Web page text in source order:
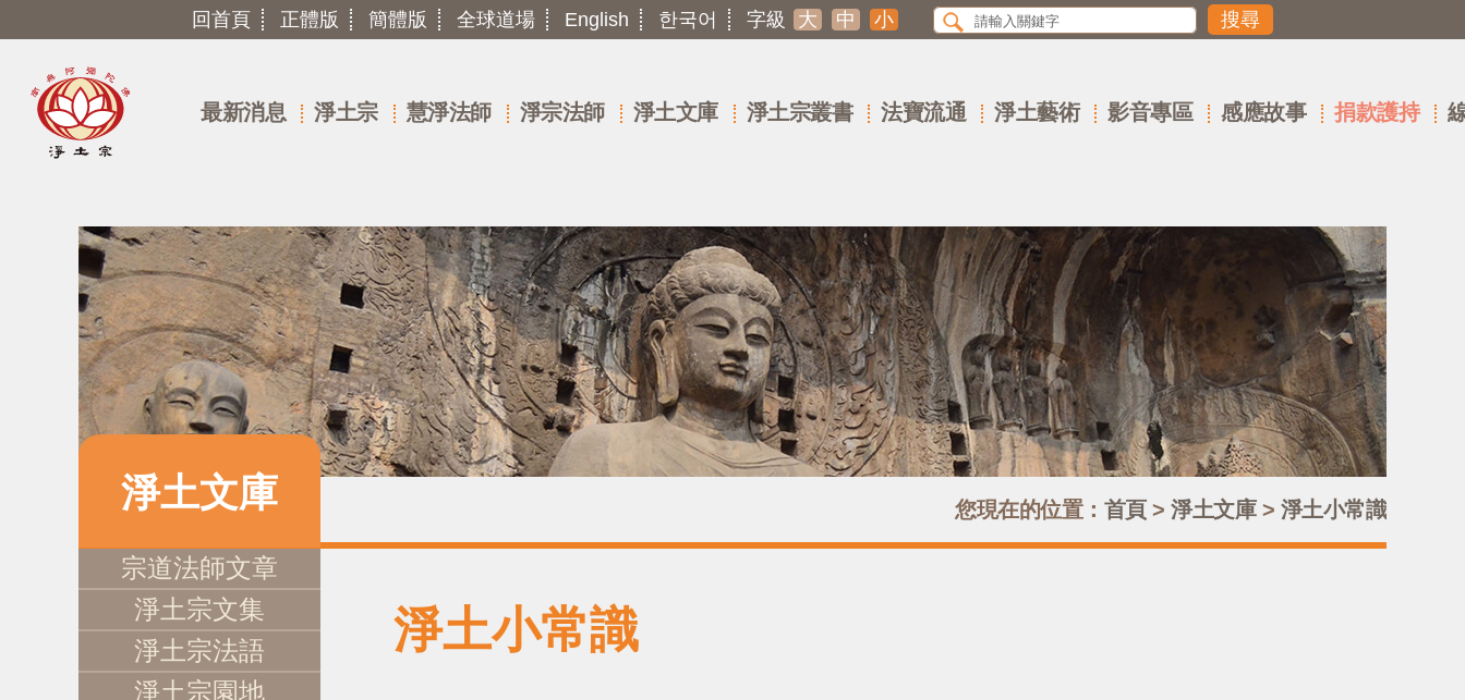
回首頁 正體版 簡體版 全球道場 English 한국어 字級 大 中 小
最新消息 淨土宗 慧淨法師 淨宗法師 淨土文庫 淨土宗叢書 法寶流通 淨土藝術 影音專區 感應故事 捐款護持
淨土文庫 您現在的位置： 首頁> 淨土文庫> 淨土小常識
宗道法師文章
淨土宗文集
淨土宗法語
淨土宗園地
淨土小常識